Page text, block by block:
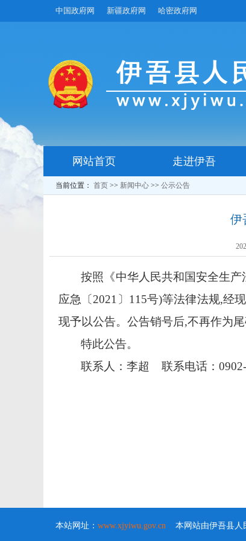
中国政府网 新疆政府网 哈密政府网
网站首页 走进伊吾
当前位置： 首页 >> 新闻中心 >> 公示公告
伊
按照《中华人民共和国安全生
应急〔 2021〕 115号)等法律法规,经
现予以公告。公告销号后,不再作为尾
特此公告。
联系人：李超联系电话 ：
本站网址： www.xjyiwu.gov.cn 本网站由伊吾县人